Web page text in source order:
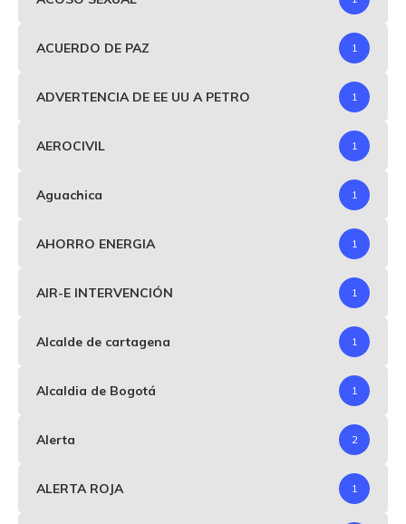
ACUERDO DE PAZ 1
ADVERTENCIA DE EE UU A PETRO 1
AEROCIVIL 1
Aguachica 1
AHORRO ENERGIA 1
AIR-E INTERVENCIÓN 1
Alcalde de cartagena 1
Alcaldia de Bogotá 1
Alerta 2
ALERTA ROJA 1